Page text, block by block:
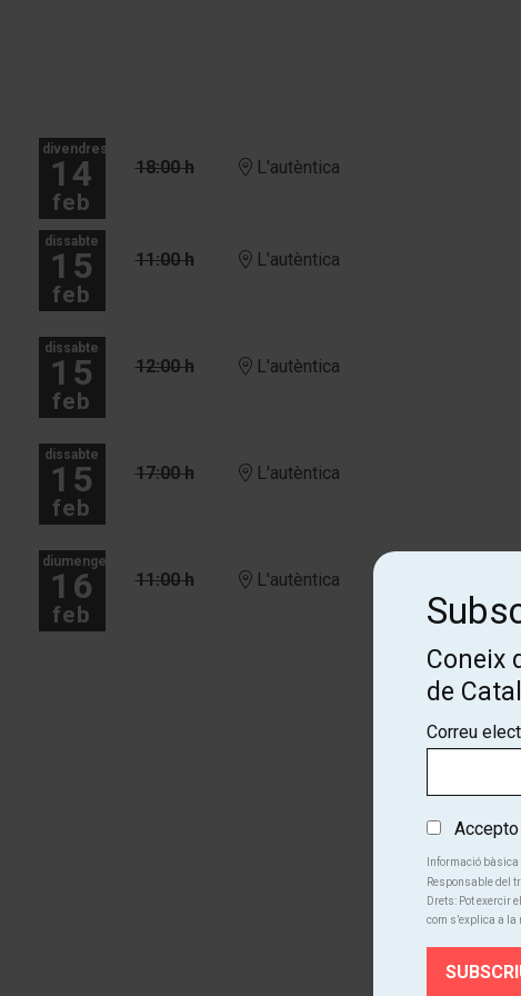
divendres
14
feb
18:00 h L'autèntica
dissabte
15
feb
11:00 h L'autèntica
dissabte
15
feb
12:00 h L'autèntica
dissabte
15
feb
17:00 h L'autèntica
diumenge
16
feb
11:00 h L'autèntica
Més dates
Coneix
de
Correu
Informació
Responsable del
Drets: Pot exercir
com s’explica a